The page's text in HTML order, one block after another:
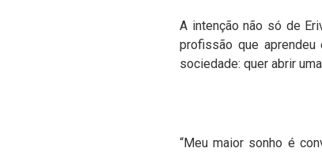
A intenção não só de
profissão que
sociedade: quer abrir
“Meu maior sonho é